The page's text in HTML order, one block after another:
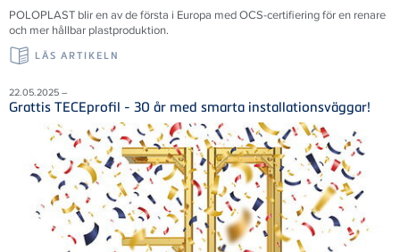
POLOPLAST blir en av de första i Europa med OCS-certifiering för en renare
och mer hållbar plastproduktion.
LÄS ARTIKELN
22.05.2025 –
Grattis TECEprofil - 30 år med smarta installationsväggar!